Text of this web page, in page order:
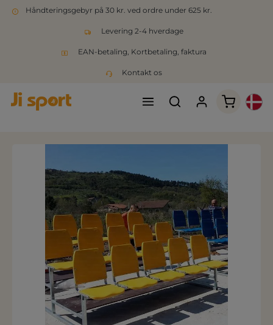
Håndteringsgebyr på 30 kr. ved ordre under 625 kr.
Levering 2-4 hverdage
EAN-betaling, Kortbetaling, faktura
Kontakt os